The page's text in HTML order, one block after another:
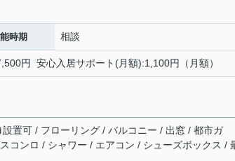
時期 相談
円 安心入居サポート(月額):1,100円（月額）
置可 / フローリング / バルコニー / 出窓 / 都市ガ
コンロ / シャワー / エアコン / シューズボックス /